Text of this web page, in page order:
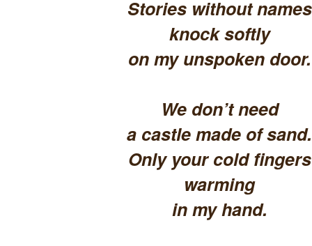
Stories without names
knock softly
on my unspoken door.
We don’t need
a castle made of sand.
Only your cold fingers
warming
in my hand.